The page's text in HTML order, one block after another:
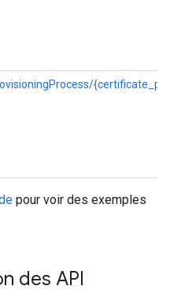
pour voir des exemples
des API